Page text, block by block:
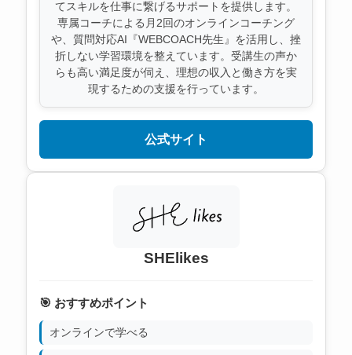
てスキルを仕事に繋げるサポートを提供します。
専属コーチによる月2回のオンラインコーチング
や、質問対応AI『WEBCOACH先生』を活用し、挫
折しない学習環境を整えています。受講生の声か
らも高い満足度が伺え、理想の収入と働き方を実
現するための支援を行っています。
公式サイト
SHElikes
🎯 おすすめポイント
オンラインで学べる